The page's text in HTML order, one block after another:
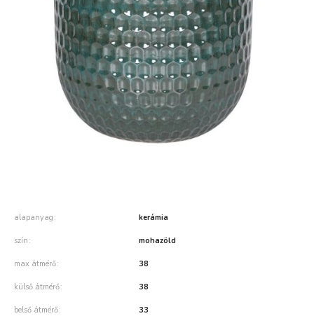
alapanyag kerámia
szín mohazöld
max átmérő 38
külső átmérő 38
belső átmérő 33